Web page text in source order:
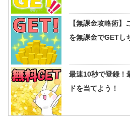
【無課金攻略術
を無課金でGETし
最速10秒で登録！
ドを当てよう！